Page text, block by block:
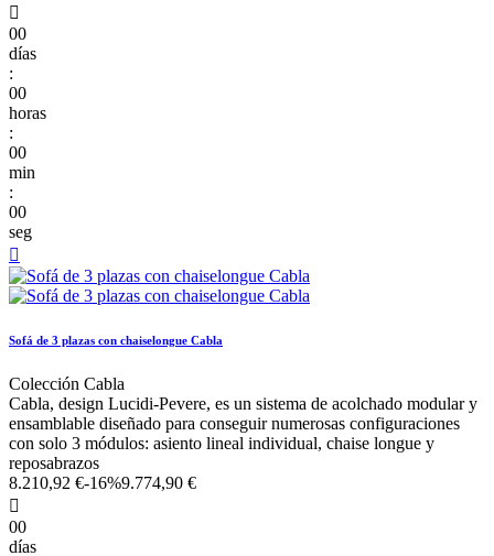

00
días
:
00
horas
:
00
min
:
00
seg

Sofá de 3 plazas con chaiselongue Cabla
Colección Cabla
Cabla, design Lucidi-Pevere, es un sistema de acolchado modular y
ensamblable diseñado para conseguir numerosas configuraciones
con solo 3 módulos: asiento lineal individual, chaise longue y
reposabrazos
8.210,92 €-16%9.774,90 €

00
días